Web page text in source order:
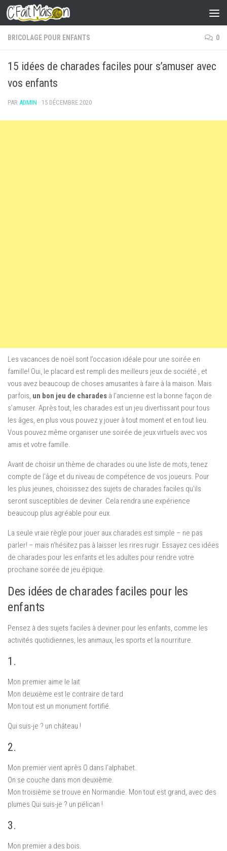
Skip to content
BRICOLAGE POUR ENFANTS 0
15 idées de charades faciles pour s’amuser avec
vos enfants
PAR ADMIN · 15 DÉCEMBRE 2020
Les vacances de noël sont l’occasion idéale pour une soirée en
famille! Oui, le placard est rempli des meilleurs jeux de société , et
vous avez beaucoup de choses amusantes à faire à la maison. Mais
parfois, un bon jeu de charades à l’ancienne est la bonne façon de
s’amuser. Après tout, les charades est un jeu divertissant pour tous
les âges, en plus vous pouvez y jouer à tout moment et en tout lieu.
Vous pouvez même organiser une soirée de jeux virtuels avec vos
amis et votre famille.
Avant de choisir un thème de charades ou une liste de mots, tenez
compte de l’âge et du niveau de compétence de vos joueurs. Pour
les plus jeunes, choisissez des sujets de charades faciles qu’ils
seront susceptibles de deviner. Cela rendra une expérience
beaucoup plus agréable pour eux.
La seule vraie règle pour jouer aux charades est simple – ne pas
parler! – mais n’hésitez pas à laisser les rires rugir. Essayez ces idées
de charades pour les enfants et les adultes pour rendre votre
prochaine soirée de jeu épique.
Des idées de charades faciles pour les
enfants
Pensez à des sujets faciles à deviner pour les enfants, comme les
activités quotidiennes, les animaux, les sports et la nourriture.
1.
Mon premier aime le lait
Mon deuxième est le contraire de tard
Mon tout est un monument fortifié.
Qui suis-je ? un château !
2.
Mon premier vient après O dans l’alphabet.
On se couche dans mon deuxième.
Mon troisième se trouve en Normandie. Mon tout est grand, avec des
plumes Qui suis-je ? un pélican !
3.
Mon premier a des bois.